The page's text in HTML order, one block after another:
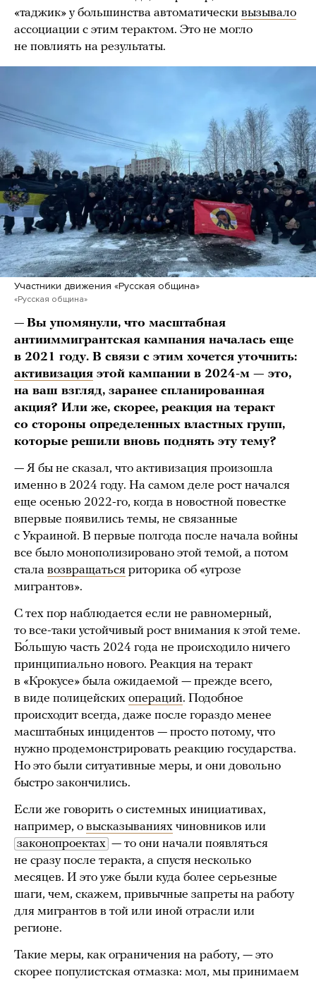
«таджик» у большинства автоматически вызывало
ассоциации с этим терактом. Это не могло
не повлиять на результаты.
Участники движения «Русская община»
«Русская община»
— Вы упомянули, что масштабная
антииммигрантская кампания началась еще
в 2021 году. В связи с этим хочется уточнить:
активизация этой кампании в 2024-м — это,
на ваш взгляд, заранее спланированная
акция? Или же, скорее, реакция на теракт
со стороны определенных властных групп,
которые решили вновь поднять эту тему?
— Я бы не сказал, что активизация произошла
именно в 2024 году. На самом деле рост начался
еще осенью 2022-го, когда в новостной повестке
впервые появились темы, не связанные
с Украиной. В первые полгода после начала войны
все было монополизировано этой темой, а потом
стала возвращаться риторика об «угрозе
мигрантов».
С тех пор наблюдается если не равномерный,
то все-таки устойчивый рост внимания к этой теме.
Бо́льшую часть 2024 года не происходило ничего
принципиально нового. Реакция на теракт
в «Крокусе» была ожидаемой — прежде всего,
в виде полицейских операций. Подобное
происходит всегда, даже после гораздо менее
масштабных инцидентов — просто потому, что
нужно продемонстрировать реакцию государства.
Но это были ситуативные меры, и они довольно
быстро закончились.
Если же говорить о системных инициативах,
например, о высказываниях чиновников или
законопроектах — то они начали появляться
не сразу после теракта, а спустя несколько
месяцев. И это уже были куда более серьезные
шаги, чем, скажем, привычные запреты на работу
для мигрантов в той или иной отрасли или
регионе.
Такие меры, как ограничения на работу, — это
скорее популистская отмазка: мол, мы принимаем